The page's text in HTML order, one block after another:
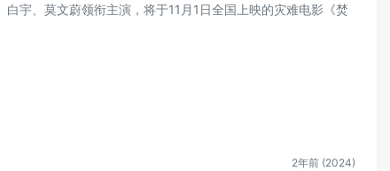
宇、莫文蔚领衔主演，将于11月1日全国上映的灾难电影《焚
2年前 (2024)